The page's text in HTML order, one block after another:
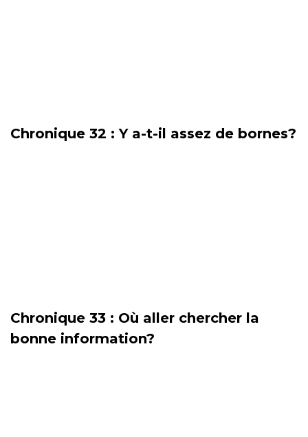
Chronique 32 : Y a-t-il assez de bornes?
Chronique 33 : Où aller chercher la
bonne information?